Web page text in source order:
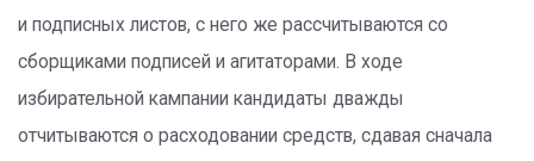
и подписных листов, с него же рассчитываются со
сборщиками подписей и агитаторами. В ходе
избирательной кампании кандидаты дважды
отчитываются о расходовании средств, сдавая сначала